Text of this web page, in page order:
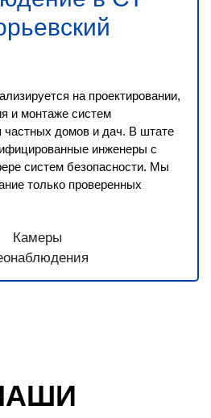
на проектировании,
и монтаже систем
домов и дач. В штате
инженеры с
систем безопасности. Мы
только проверенных